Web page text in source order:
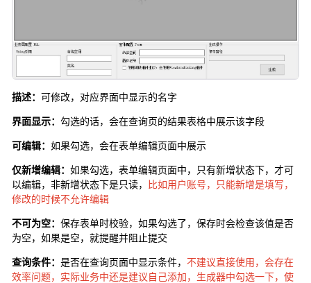
描述： 可修改，对应界面中显示的名字
界面显示： 勾选的话，会在查询页的结果表格中展示该字段
可编辑： 如果勾选，会在表单编辑页面中展示
仅新增编辑： 如果勾选，表单编辑页面中，只有新增状态下，才可
以编辑，非新增状态下是只读，
比如用户账号，只能新增是填写，
修改的时候不允许编辑
不可为空： 保存表单时校验，如果勾选了，保存时会检查该值是否
为空，如果是空，就提醒并阻止提交
查询条件： 是否在查询页面中显示条件， 不建议直接使用，会存在
效率问题，实际业务中还是建议自己添加，生成器中勾选一下，使